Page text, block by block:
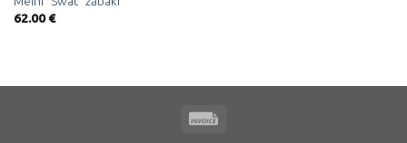
62.00€